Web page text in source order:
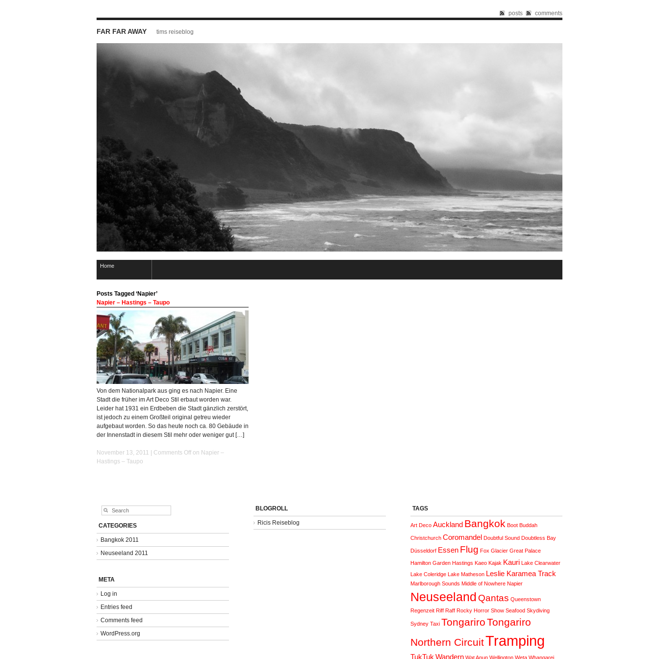
posts comments
FAR FAR AWAY tims reiseblog
Home
Posts Tagged ‘Napier’
Napier – Hastings – Taupo
Von dem Nationalpark aus ging es nach Napier. Eine
Stadt die früher im Art Deco Stil erbaut worden war.
Leider hat 1931 ein Erdbeben die Stadt gänzlich zerstört,
ist jedoch zu einem Großteil original getreu wieder
aufgebaut worden. So das heute noch ca. 80 Gebäude in
der Innenstadt in diesem Stil mehr oder weniger gut […]
November 13, 2011 | Comments Off on Napier –
Hastings – Taupo
CATEGORIES
Bangkok 2011
Neuseeland 2011
META
Log in
Entries feed
Comments feed
WordPress.org
BLOGROLL
Ricis Reiseblog
TAGS
Art Deco Auckland Bangkok Boot Buddah
Christchurch Coromandel Doubtful Sound Doubtless Bay
Düsseldorf Essen Flug Fox Glacier Great Palace
Hamilton Garden Hastings Kaeo Kajak Kauri Lake Clearwater
Lake Coleridge Lake Matheson Leslie Karamea Track
Marlborough Sounds Middle of Nowhere Napier
Neuseeland Qantas Queenstown
Regenzeit Riff Raff Rocky Horror Show Seafood Skydiving
Sydney Taxi TongariroTongariro
Northern CircuitTramping
TukTuk Wandern Wat Anun Wellington Weta Whangarei